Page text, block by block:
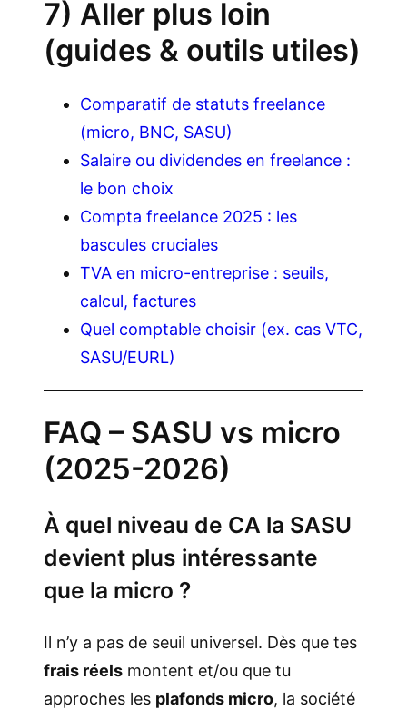
7) Aller plus loin
(guides & outils utiles)
Comparatif de statuts freelance
(micro, BNC, SASU)
Salaire ou dividendes en freelance :
le bon choix
Compta freelance 2025 : les
bascules cruciales
TVA en micro-entreprise : seuils,
calcul, factures
Quel comptable choisir (ex. cas VTC,
SASU/EURL)
FAQ – SASU vs micro
(2025-2026)
À quel niveau de CA la SASU
devient plus intéressante
que la micro ?
Il n’y a pas de seuil universel. Dès que tes
frais réels montent et/ou que tu
approches les plafonds micro, la société